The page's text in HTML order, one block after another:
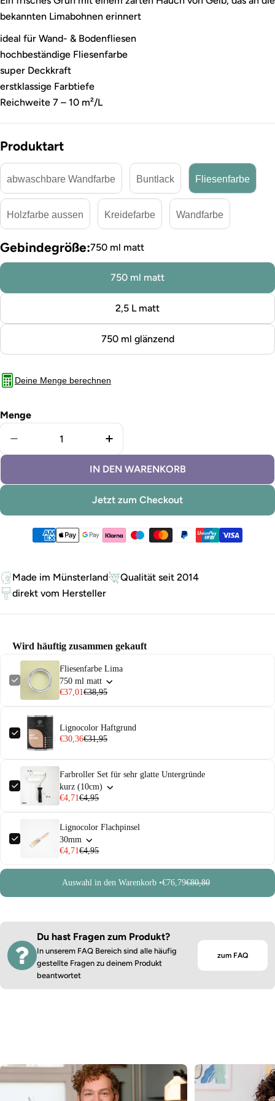
bekannten Limabohnen erinnert
ideal für Wand- & Bodenfliesen
hochbeständige Fliesenfarbe
super Deckkraft
erstklassige Farbtiefe
Reichweite 7 – 10 m²/L
Produktart
abwaschbare Wandfarbe Buntlack Fliesenfarbe
Holzfarbe aussen Kreidefarbe Wandfarbe
Gebindegröße:750 ml matt
750 ml matt
2,5 L matt
750 ml glänzend
Deine Menge berechnen
Menge
Menge für Fliesenfarbe Lima verringern
Menge für Fliesenfarbe Lima
IN DEN WARENKORB
Jetzt zum Checkout
Zahlungsmethoden
Made im Münsterland
Qualität seit 2014
direkt vom Hersteller
Wird häuftig zusammen gekauft
Fliesenfarbe Lima
750 ml matt
€37,01€38,95
Lignocolor Haftgrund
€30,36€31,95
Farbroller Set für sehr glatte Untergründe
kurz (10cm)
€4,71€4,95
Lignocolor Flachpinsel
30mm
€4,71€4,95
Auswahl in den Warenkorb •€76,79€80,80
Du hast Fragen zum Produkt?
In unserem FAQ Bereich sind alle häufig
gestellte Fragen zu deinem Produkt
beantwortet
zum FAQ